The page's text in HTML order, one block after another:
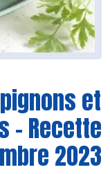
et
- Recette
2023